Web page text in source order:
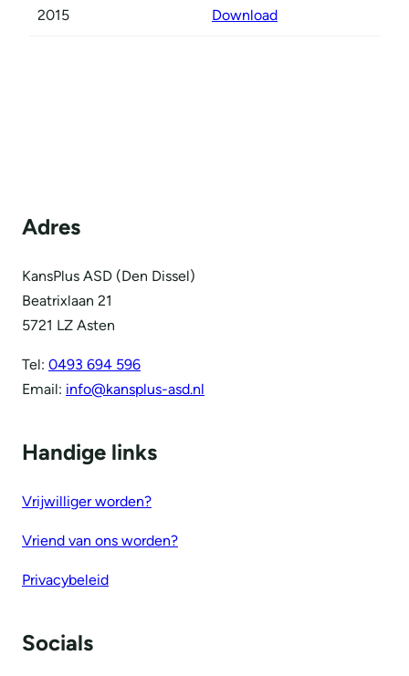
2015 Download
Adres
KansPlus ASD (Den Dissel)
Beatrixlaan 21
5721 LZ Asten
Tel: 0493 694 596
Email: info@kansplus-asd.nl
Handige links
Vrijwilliger worden?
Vriend van ons worden?
Privacybeleid
Socials